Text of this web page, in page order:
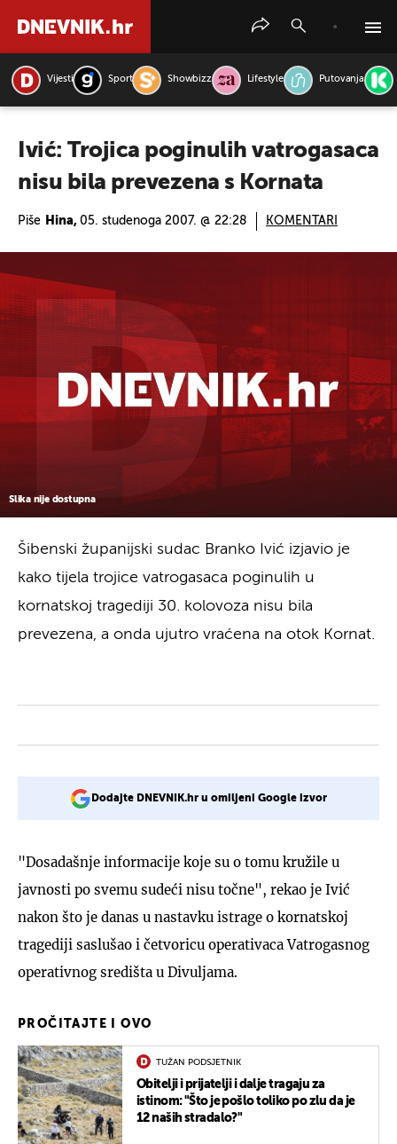
Vijesti Sport Showbizz Lifestyle Putovanja
Ivić: Trojica poginulih vatrogasaca
nisu bila prevezena s Kornata
Piše Hina, 05. studenoga 2007. @ 22:28 KOMENTARI
Slika nije dostupna
Šibenski županijski sudac Branko Ivić izjavio je
kako tijela trojice vatrogasaca poginulih u
kornatskoj tragediji 30. kolovoza nisu bila
prevezena, a onda ujutro vraćena na otok Kornat.
Dodajte DNEVNIK.hr u omiljeni Google izvor
"Dosadašnje informacije koje su o tomu kružile u
javnosti po svemu sudeći nisu točne", rekao je Ivić
nakon što je danas u nastavku istrage o kornatskoj
tragediji saslušao i četvoricu operativaca Vatrogasnog
operativnog središta u Divuljama.
PROČITAJTE I OVO
TUŽAN PODSJETNIK
Obitelji i prijatelji i dalje tragaju za
istinom: "Što je pošlo toliko po zlu da je
12 naših stradalo?"
PRETRAŽITE VIJESTI